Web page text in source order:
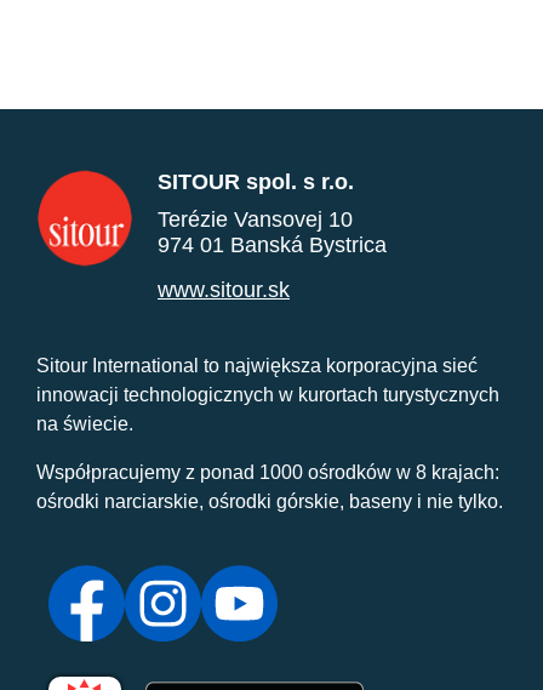
SITOUR spol. s r.o.
Terézie Vansovej 10
974 01 Banská Bystrica
www.sitour.sk
Sitour International to największa korporacyjna sieć
innowacji technologicznych w kurortach turystycznych
na świecie.
Współpracujemy z ponad 1000 ośrodków w 8 krajach:
ośrodki narciarskie, ośrodki górskie, baseny i nie tylko.